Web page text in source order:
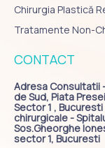
Chirurgia Plastică
Tratamente Non-
CONTACT
Adresa Consultatii
de Sud, Piata
Sector 1 ,
chirurgicale -
Sos.Gheorghe
sector 1, Bucuresti